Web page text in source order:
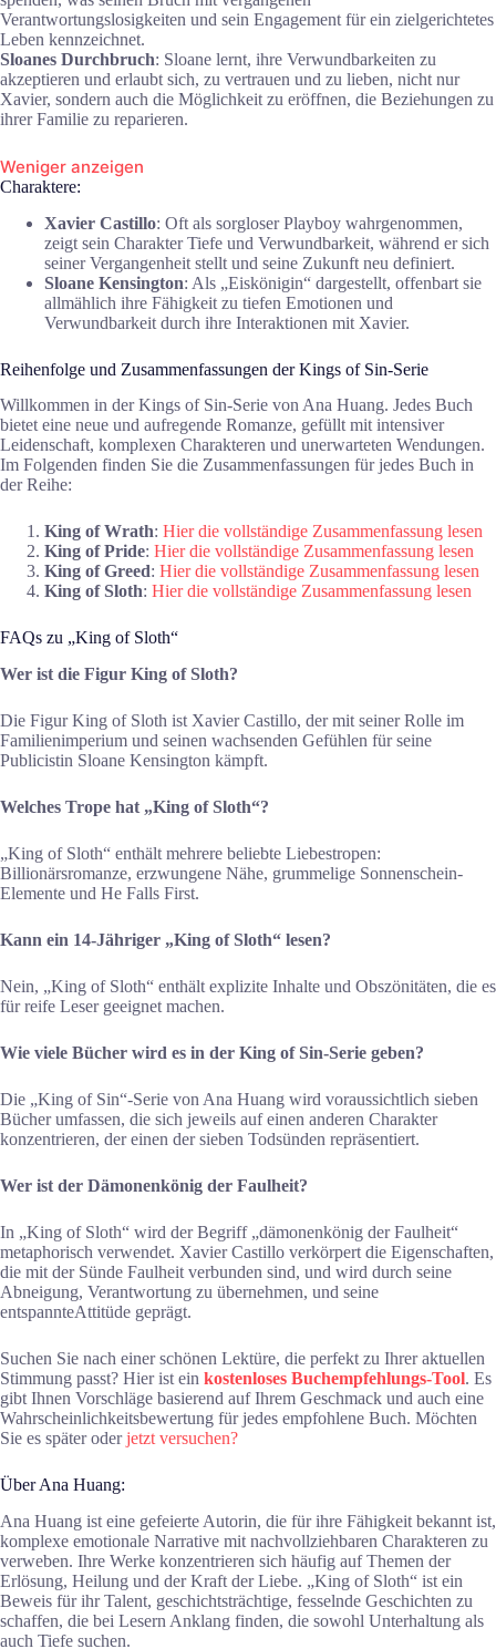
Verantwortungslosigkeiten und sein Engagement für ein zielgerichtetes
Leben kennzeichnet.
Sloanes Durchbruch: Sloane lernt, ihre Verwundbarkeiten zu
akzeptieren und erlaubt sich, zu vertrauen und zu lieben, nicht nur
Xavier, sondern auch die Möglichkeit zu eröffnen, die Beziehungen zu
ihrer Familie zu reparieren.
Weniger anzeigen
Charaktere:
Xavier Castillo: Oft als sorgloser Playboy wahrgenommen,
zeigt sein Charakter Tiefe und Verwundbarkeit, während er sich
seiner Vergangenheit stellt und seine Zukunft neu definiert.
Sloane Kensington: Als „Eiskönigin“ dargestellt, offenbart sie
allmählich ihre Fähigkeit zu tiefen Emotionen und
Verwundbarkeit durch ihre Interaktionen mit Xavier.
Reihenfolge und Zusammenfassungen der Kings of Sin-Serie
Willkommen in der Kings of Sin-Serie von Ana Huang. Jedes Buch
bietet eine neue und aufregende Romanze, gefüllt mit intensiver
Leidenschaft, komplexen Charakteren und unerwarteten Wendungen.
Im Folgenden finden Sie die Zusammenfassungen für jedes Buch in
der Reihe:
King of Wrath: Hier die vollständige Zusammenfassung lesen
King of Pride: Hier die vollständige Zusammenfassung lesen
King of Greed: Hier die vollständige Zusammenfassung lesen
King of Sloth: Hier die vollständige Zusammenfassung lesen
FAQs zu „King of Sloth“
Wer ist die Figur King of Sloth?
Die Figur King of Sloth ist Xavier Castillo, der mit seiner Rolle im
Familienimperium und seinen wachsenden Gefühlen für seine
Publicistin Sloane Kensington kämpft.
Welches Trope hat „King of Sloth“?
„King of Sloth“ enthält mehrere beliebte Liebestropen:
Billionärsromanze, erzwungene Nähe, grummelige Sonnenschein-
Elemente und He Falls First.
Kann ein 14-Jähriger „King of Sloth“ lesen?
Nein, „King of Sloth“ enthält explizite Inhalte und Obszönitäten, die es
für reife Leser geeignet machen.
Wie viele Bücher wird es in der King of Sin-Serie geben?
Die „King of Sin“-Serie von Ana Huang wird voraussichtlich sieben
Bücher umfassen, die sich jeweils auf einen anderen Charakter
konzentrieren, der einen der sieben Todsünden repräsentiert.
Wer ist der Dämonenkönig der Faulheit?
In „King of Sloth“ wird der Begriff „dämonenkönig der Faulheit“
metaphorisch verwendet. Xavier Castillo verkörpert die Eigenschaften,
die mit der Sünde Faulheit verbunden sind, und wird durch seine
Abneigung, Verantwortung zu übernehmen, und seine
entspannteAttitüde geprägt.
Suchen Sie nach einer schönen Lektüre, die perfekt zu Ihrer aktuellen
Stimmung passt? Hier ist ein kostenloses Buchempfehlungs-Tool. Es
gibt Ihnen Vorschläge basierend auf Ihrem Geschmack und auch eine
Wahrscheinlichkeitsbewertung für jedes empfohlene Buch. Möchten
Sie es später oderjetzt versuchen?
Über Ana Huang:
Ana Huang ist eine gefeierte Autorin, die für ihre Fähigkeit bekannt ist,
komplexe emotionale Narrative mit nachvollziehbaren Charakteren zu
verweben. Ihre Werke konzentrieren sich häufig auf Themen der
Erlösung, Heilung und der Kraft der Liebe. „King of Sloth“ ist ein
Beweis für ihr Talent, geschichtsträchtige, fesselnde Geschichten zu
schaffen, die bei Lesern Anklang finden, die sowohl Unterhaltung als
auch Tiefe suchen.